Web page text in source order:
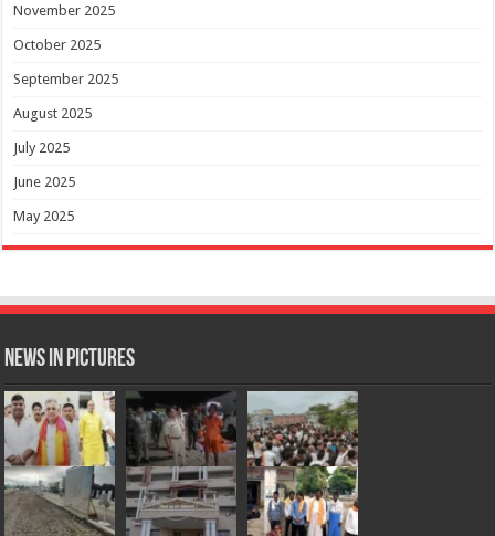
November 2025
October 2025
September 2025
August 2025
July 2025
June 2025
May 2025
News in Pictures